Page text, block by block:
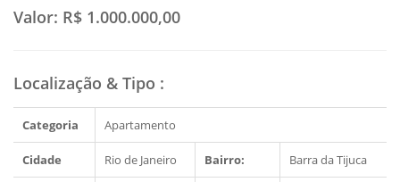
Valor: R$ 1.000.000,00
Localização & Tipo :
Categoria Apartamento
Cidade Rio de Janeiro Bairro: Barra da Tijuca